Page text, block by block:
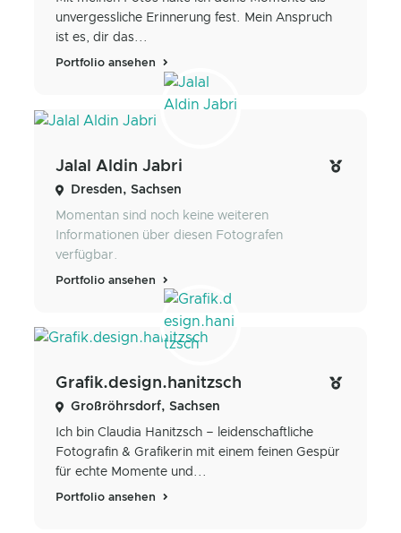
unvergessliche Erinnerung fest. Mein Anspruch
ist es, dir das...
Portfolio ansehen
Jalal Aldin Jabri
Dresden, Sachsen
Momentan sind noch keine weiteren
Informationen über diesen Fotografen
verfügbar.
Portfolio ansehen
Grafik.design.hanitzsch
Großröhrsdorf, Sachsen
Ich bin Claudia Hanitzsch – leidenschaftliche
Fotografin & Grafikerin mit einem feinen Gespür
für echte Momente und...
Portfolio ansehen